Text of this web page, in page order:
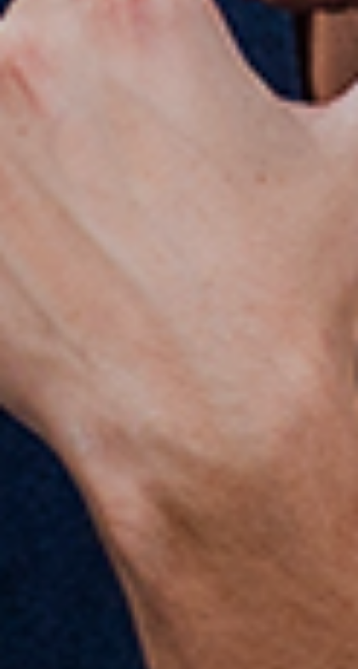
PROMOVĂM ÎNVĂȚAREA PE TOT
PARCURSUL VIEȚII
Programe de educație permanentă